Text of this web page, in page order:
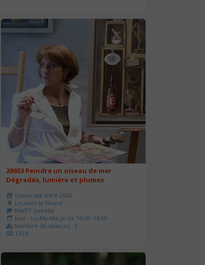
20653 Peindre un oiseau de mer.
Dégradés, lumière et plumes
Université d'été 2026
Louvain-la-Neuve
RAVET Isabelle
Jour : Lu-Ma-Me-Je-Ve 10:00- 16:00
Nombre de séances : 2
175 €